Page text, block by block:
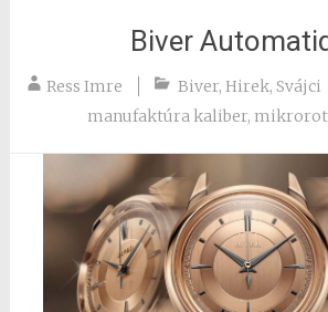
Biver
Ress Imre Biver,Hirek,Svájci
manufaktúra kaliber,